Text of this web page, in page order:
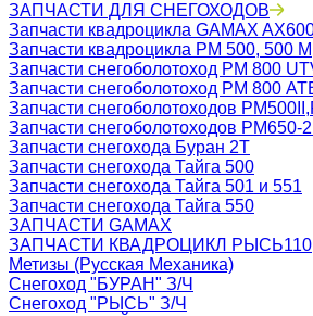
ЗАПЧАСТИ ДЛЯ СНЕГОХОДОВ
Запчасти квадроцикла GAMAX
Запчасти квадроцикла РМ 500, 500 М
Запчасти снегоболотоход РМ 800
Запчасти снегоболотоход РМ 800
Запчасти снегоболотоходов
Запчасти снегоболотоходов РМ650-
Запчасти снегохода Буран 2Т
Запчасти снегохода Тайга 500
Запчасти снегохода Тайга 501 и 551
Запчасти снегохода Тайга 550
ЗАПЧАСТИ GAMAX
ЗАПЧАСТИ КВАДРОЦИКЛ РЫСЬ110
Метизы (Русская Механика)
Снегоход "БУРАН" З/Ч
Снегоход "РЫСЬ" З/Ч